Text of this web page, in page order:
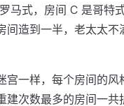
马式，房间 C 是哥特
间造到一半，老太太不
宫一样，每个房间的风
建次数最多的房间一共